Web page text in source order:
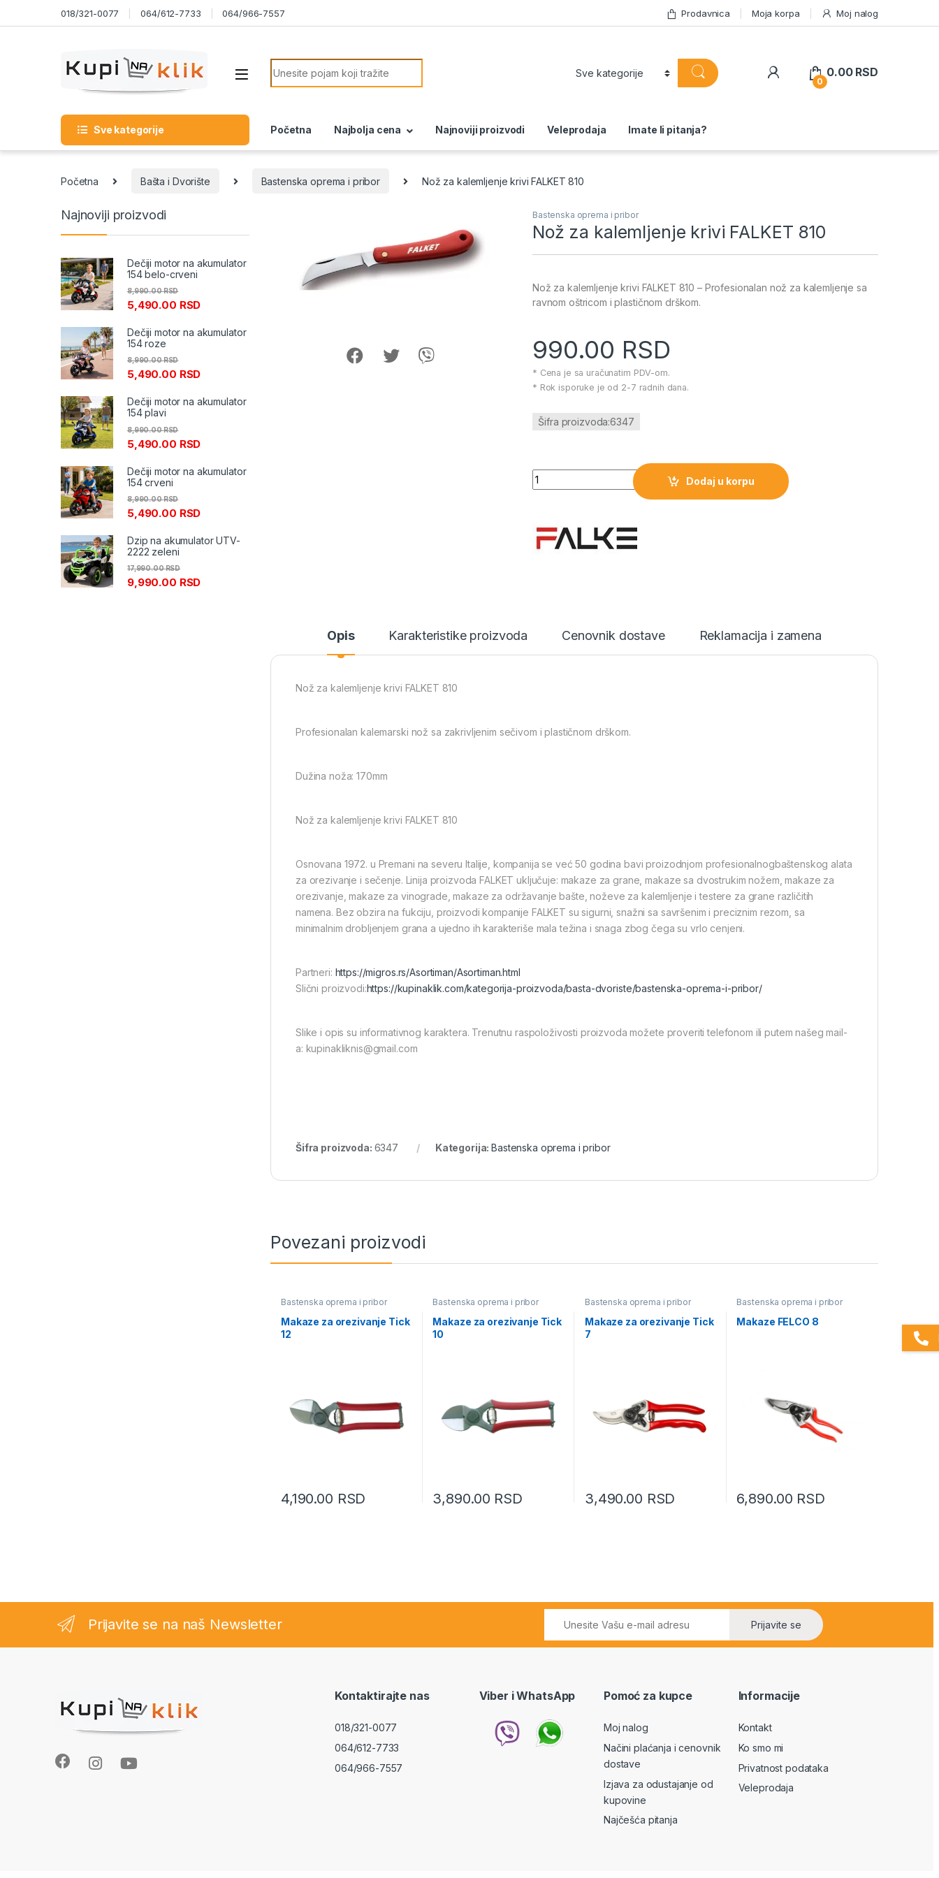
Skip to navigation018/321-0077 064/612-7733 064/966-7557 Prodavnica Moja korpa Moj nalog
Search for:
0
0.00 RSD
Sve kategorije Početna Najbolja cena Najnoviji proizvodi Veleprodaja Imate li pitanja?
Početna Bašta i Dvorište Bastenska oprema i pribor Nož za kalemljenje krivi FALKET 810
Bastenska oprema i pribor
Nož za kalemljenje krivi FALKET 810
Nož za kalemljenje krivi FALKET 810 – Profesionalan nož za kalemljenje sa
ravnom oštricom i plastičnom drškom.
990.00 RSD
* Cena je sa uračunatim PDV-om.
* Rok isporuke je od 2-7 radnih dana.
Šifra proizvoda:6347
Nož za kalemljenje krivi FALKET 810 količina
Dodaj u korpu
Opis Karakteristike proizvoda Cenovnik dostave Reklamacija i zamena
Nož za kalemljenje krivi FALKET 810
Profesionalan kalemarski nož sa zakrivljenim sečivom i plastičnom drškom.
Dužina noža: 170mm
Nož za kalemljenje krivi FALKET 810
Osnovana 1972. u Premani na severu Italije, kompanija se već 50 godina bavi proizodnjom profesionalnogbaštenskog alata
za orezivanje i sečenje. Linija proizvoda FALKET uključuje: makaze za grane, makaze sa dvostrukim nožem, makaze za
orezivanje, makaze za vinograde, makaze za održavanje bašte, noževe za kalemljenje i testere za grane različitih
namena. Bez obzira na fukciju, proizvodi kompanije FALKET su sigurni, snažni sa savršenim i preciznim rezom, sa
minimalnim drobljenjem grana a ujedno ih karakteriše mala težina i snaga zbog čega su vrlo cenjeni.
Partneri: https://migros.rs/Asortiman/Asortiman.html
Slični proizvodi:https://kupinaklik.com/kategorija-proizvoda/basta-dvoriste/bastenska-oprema-i-pribor/
Slike i opis su informativnog karaktera. Trenutnu raspoloživosti proizvoda možete proveriti telefonom ili putem našeg mail-
a: kupinakliknis@gmail.com
Šifra proizvoda: 6347 Kategorija: Bastenska oprema i pribor
Povezani proizvodi
Bastenska oprema i pribor
Makaze za orezivanje Tick
12
4,190.00 RSD
Bastenska oprema i pribor
Makaze za orezivanje Tick
10
3,890.00 RSD
Bastenska oprema i pribor
Makaze za orezivanje Tick
7
3,490.00 RSD
Bastenska oprema i pribor
Makaze FELCO 8
6,890.00 RSD
Najnoviji proizvodi
Dečiji motor na akumulator
154 belo-crveni
5,490.00 RSD
8,990.00RSD
Dečiji motor na akumulator
154 roze
5,490.00 RSD
8,990.00RSD
Dečiji motor na akumulator
154 plavi
5,490.00 RSD
8,990.00RSD
Dečiji motor na akumulator
154 crveni
5,490.00 RSD
8,990.00RSD
Dzip na akumulator UTV-
2222 zeleni
9,990.00 RSD
17,990.00RSD
Prijavite se na naš Newsletter Prijavite se
Kontaktirajte nas
018/321-0077
064/612-7733
064/966-7557
Viber i WhatsApp Pomoć za kupce
Moj nalog
Načini plaćanja i cenovnik
dostave
Izjava za odustajanje od
kupovine
Najčešća pitanja
Informacije
Kontakt
Ko smo mi
Privatnost podataka
Veleprodaja